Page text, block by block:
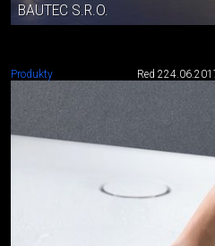
BAUTEC S.R.O.
Produkty Red 2